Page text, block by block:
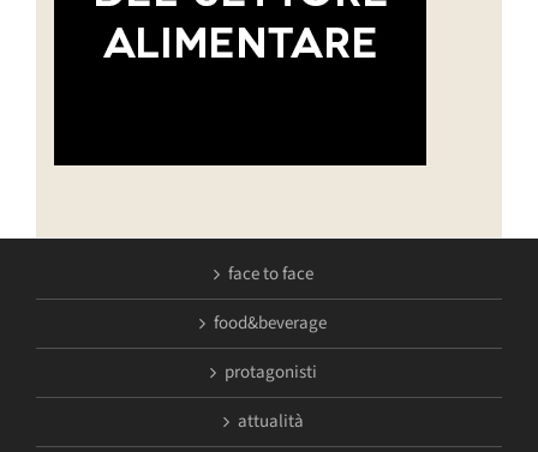
face to face
food&beverage
protagonisti
attualità